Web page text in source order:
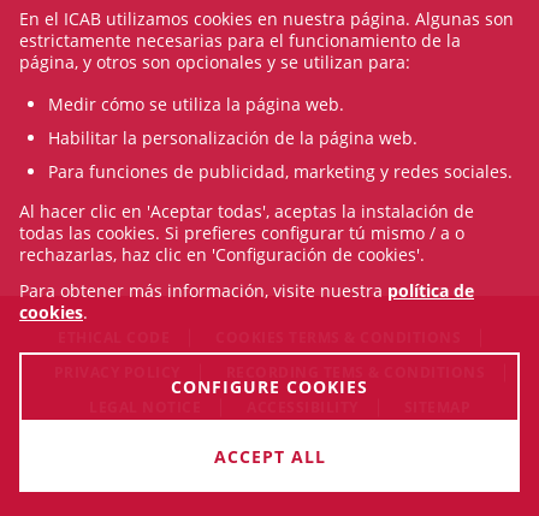
© Sun Aug 09 14:59:10 CEST 2026 Il·lustre Col·legi de
En el ICAB utilizamos cookies en nuestra página. Algunas son
estrictamente necesarias para el funcionamiento de la
página, y otros son opcionales y se utilizan para:
Medir cómo se utiliza la página web.
Habilitar la personalización de la página web.
Para funciones de publicidad, marketing y redes sociales.
Al hacer clic en 'Aceptar todas', aceptas la instalación de
todas las cookies. Si prefieres configurar tú mismo / a o
rechazarlas, haz clic en 'Configuración de cookies'.
Para obtener más información, visite nuestra política de
cookies.
CONFIGURE COOKIES
ACCEPT ALL